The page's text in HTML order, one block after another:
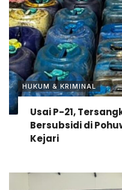
HUKUM & KRIMINAL
Usai P-21,
Bersubsidi di
Kejari